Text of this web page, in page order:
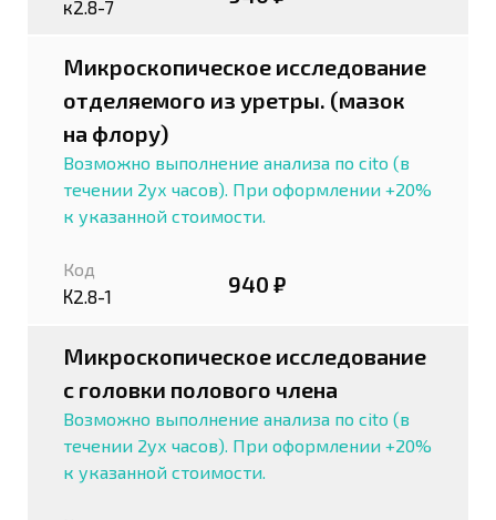
к2.8-7
Микроскопическое исследование
отделяемого из уретры. (мазок
на флору)
Возможно выполнение анализа по cito (в
течении 2ух часов). При оформлении +20%
к указанной стоимости.
Код
К2.8-1 940 ₽
Микроскопическое исследование
с головки полового члена
Возможно выполнение анализа по cito (в
течении 2ух часов). При оформлении +20%
к указанной стоимости.